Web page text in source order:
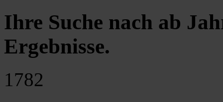
Ihre Suche nach ab
Ergebnisse.
1782